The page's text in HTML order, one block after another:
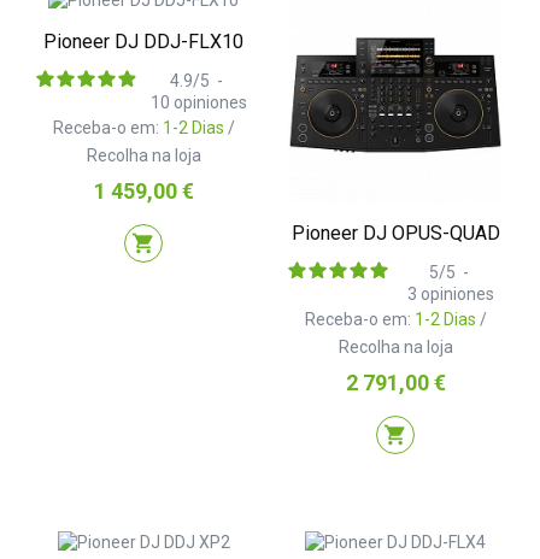
Pioneer DJ DDJ-FLX10
Receba-o em: 1-2 Dias /
Recolha na loja
4.9/5 -
10 opiniones
Preço
1 459,00 €
shopping_cart Pioneer DJ OPUS-QUAD
Receba-o em: 1-2 Dias /
Recolha na loja
5/5 -
3 opiniones
Preço
2 791,00 €
shopping_cart